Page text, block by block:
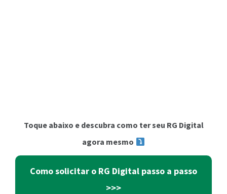
Toque abaixo e descubra como ter seu RG Digital
agora mesmo
Como solicitar o RG Digital passo a passo
>>>